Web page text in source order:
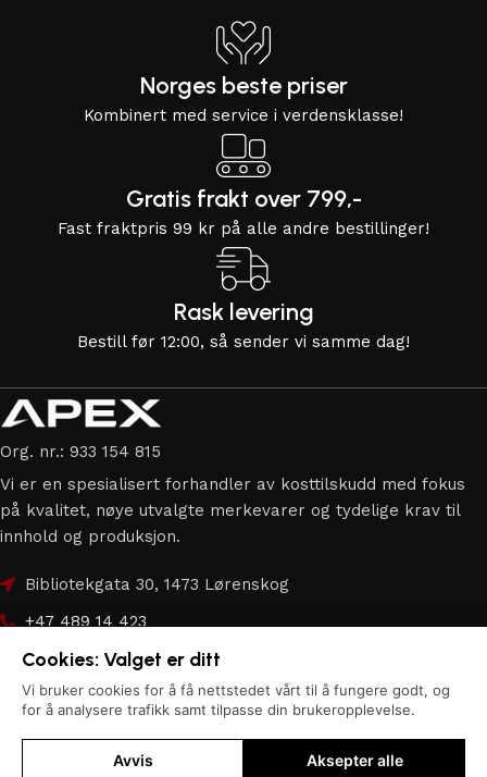
Norges beste priser
Kombinert med service i verdensklasse!
Gratis frakt over 799,-
Fast fraktpris 99 kr på alle andre bestillinger!
Rask levering
Bestill før 12:00, så sender vi samme dag!
Org. nr.: 933 154 815
Vi er en spesialisert forhandler av kosttilskudd med fokus
på kvalitet, nøye utvalgte merkevarer og tydelige krav til
innhold og produksjon.
Bibliotekgata 30, 1473 Lørenskog
+47 489 14 423
hei@apex.no
Copyright © 2026Apex.no| Alle rettigheter forbeholdes.
Cookies: Valget er ditt
Vi bruker cookies for å få nettstedet vårt til å fungere godt, og
for å analysere trafikk samt tilpasse din brukeropplevelse.
Avvis Aksepter alle